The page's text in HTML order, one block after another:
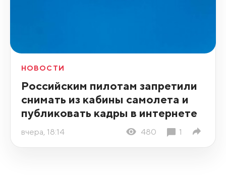
НОВОСТИ
Российским пилотам запретили
снимать из кабины самолета и
публиковать кадры в интернете
вчера, 18:14 480 1